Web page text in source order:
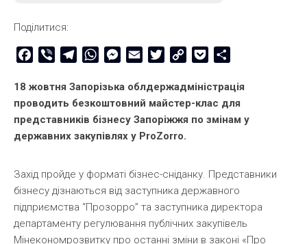
Поділитися:
Facebook
Viber TelegramWhatsAppMessenger
Email TwitterCopy
Pocket
18 жовтня Запорізька облдержадміністрація
проводить безкоштовний майстер-клас для
представників бізнесу Запоріжжя по змінам у
державних закупівлях у ProZorro.
Захід пройде у форматі бізнес-сніданку. Представники
бізнесу дізнаються від заступника державного
підприємства “Прозорро” та заступника директора
департаменту регулювання публічних закупівель
Мінекономрозвитку про останні зміни в законі «Про